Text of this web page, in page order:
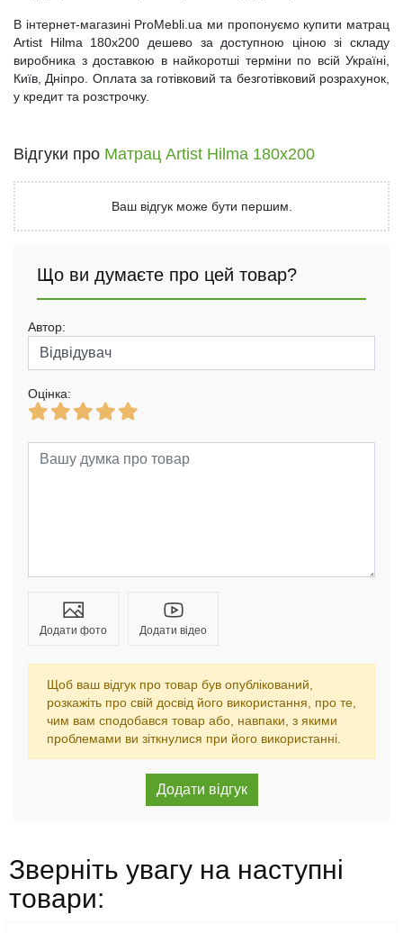
В інтернет-магазині ProMebli.ua ми пропонуємо купити матрац
Artist Hilma 180x200 дешево за доступною ціною зі складу
виробника з доставкою в найкоротші терміни по всій Україні,
Київ, Дніпро. Оплата за готівковий та безготівковий розрахунок,
у кредит та розстрочку.
Відгуки про Матрац Artist Hilma 180x200
Ваш відгук може бути першим.
Що ви думаєте про цей товар?
Автор:
Оцінка:
Додати фото Додати відео
Щоб ваш відгук про товар був опублікований,
розкажіть про свій досвід його використання, про те,
чим вам сподобався товар або, навпаки, з якими
проблемами ви зіткнулися при його використанні.
Зверніть увагу на наступні
товари: